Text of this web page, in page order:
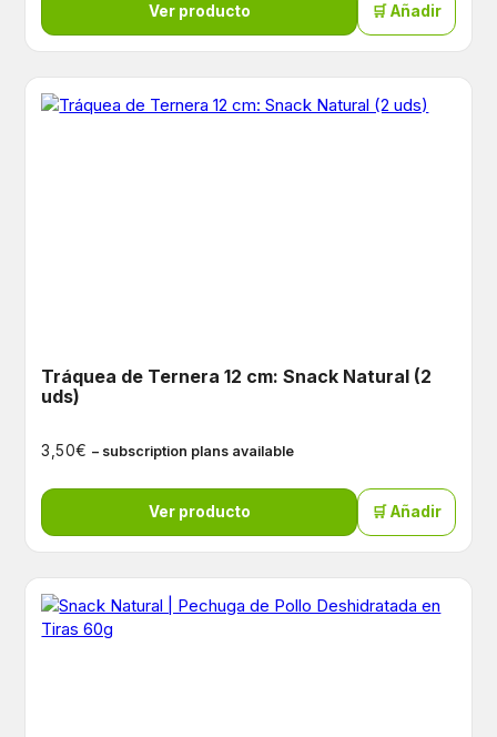
Ver producto 🛒 Añadir
Tráquea de Ternera 12 cm: Snack Natural (2
uds)
3,50€ – subscription plans available
Ver producto 🛒 Añadir